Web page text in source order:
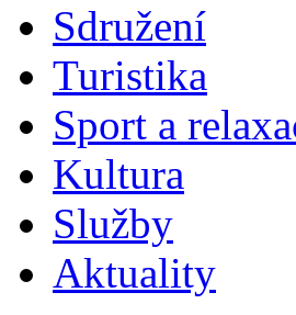
Sdružení
Turistika
Sport a
Kultura
Služby
Aktuality